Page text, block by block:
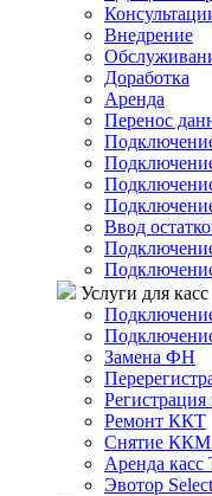
Внедрение
Доработка
Аренда
Перенос
Ввод
Услуги для касс
Замена ФН
Ремонт ККТ
Снятие ККМ
Аренда
Эвотор